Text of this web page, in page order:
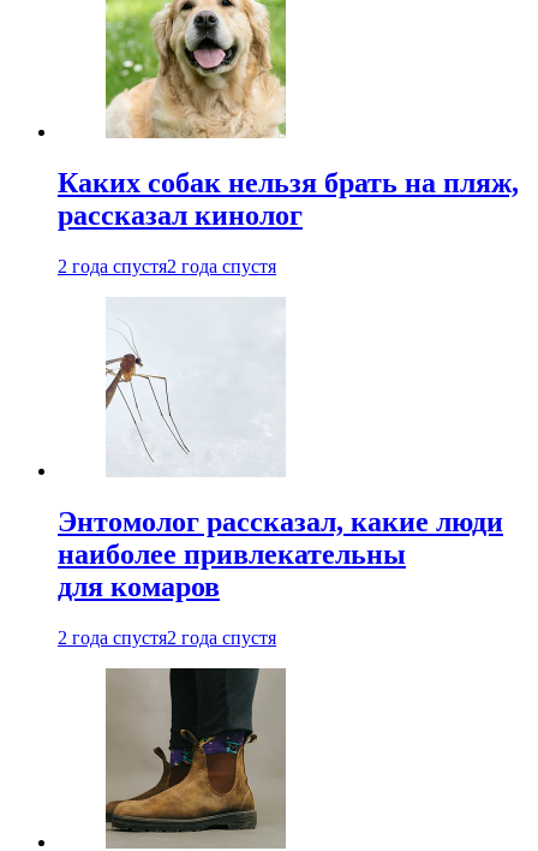
Каких собак нельзя брать на пляж,
рассказал кинолог
2 года спустя2 года спустя
Энтомолог рассказал, какие люди
наиболее привлекательны
для комаров
2 года спустя2 года спустя